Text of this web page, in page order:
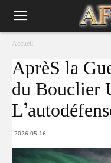
Accueil
AprèS la
du Bouclier
2026-05-16